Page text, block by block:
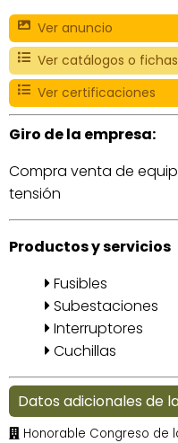
Ver anuncio
Ver catálogos o
Ver certificaciones
Giro de la empresa:
Compra venta de
tensión
Productos y servicios
Fusibles
Subestaciones
Interruptores
Cuchillas
Datos adicionales de
Honorable Congreso de